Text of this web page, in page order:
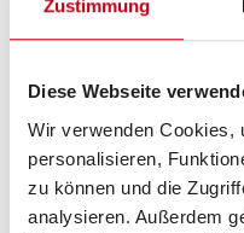
Zustimmung
Diese Webseite
Wir verwenden Cookies,
personalisieren,
zu können und die
analysieren. Außerdem
Sitzgruppe
Infrastruktur
Betten